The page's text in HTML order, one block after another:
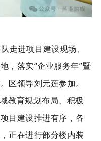
走进项目建设现场、
，落实“企业服务年”暨
区领导刘元莲参加。
教育规划布局、积极
目建设推进有序，各
正在进行部分楼内装